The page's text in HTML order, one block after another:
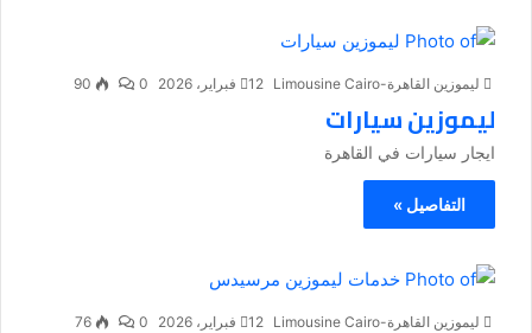
ليموزين القاهرة-Limousine Cairo 12 فبراير، 2026 0
90
ليموزين سيارات
ايجار سيارات في القاهرة
التفاصيل »
ليموزين القاهرة-Limousine Cairo 12 فبراير، 2026 0
76